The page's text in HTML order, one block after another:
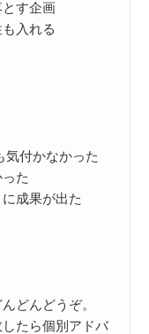
す企画
入れる
気付かなかった
た
成果が出た
どんどうぞ。
たら個別アドバ